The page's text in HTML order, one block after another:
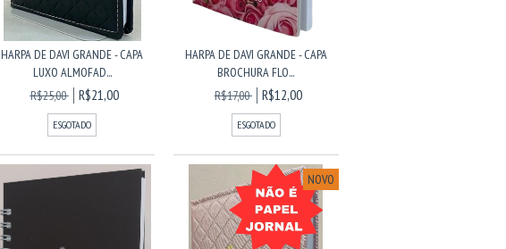
HARPA DE DAVI GRANDE - CAPA
LUXO ALMOFAD...
R$25,00
R$21,00
ESGOTADO
HARPA DE DAVI GRANDE - CAPA
BROCHURA FLO...
R$17,00
R$12,00
ESGOTADO
NOVO